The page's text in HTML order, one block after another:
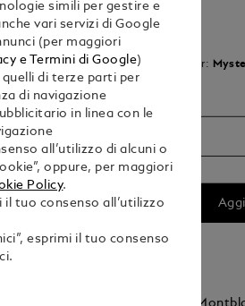
€ 22.00
1. Seleziona Colour:
2. Seleziona Size
Refill per roller
simili per gestire e
vari servizi di Google
(per maggiori
e Termini di Google)
di terze parti per
di navigazione
in linea con le
all’utilizzo di alcuni o
oppure, per maggiori
Policy.
il tuo consenso all’utilizzo
esprimi il tuo consenso